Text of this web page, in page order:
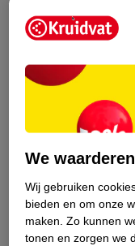
Hoe breng je CC
Reinig je gezicht.
Breng eventueel
skincare-routine.
Verdeel een kleine
mooiste resultaat.
Werk de crème uit
natuurlijk effect.
We
Wij gebruiken
bieden en om onze
maken. Zo kunnen
tonen en zorgen we